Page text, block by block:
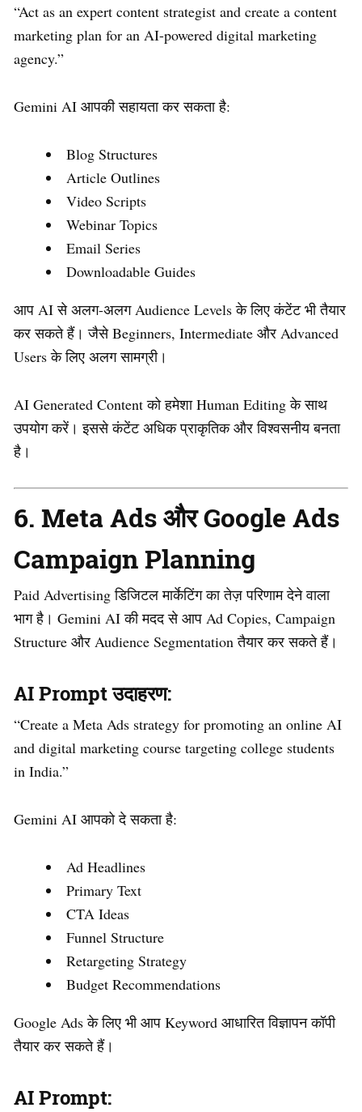
“Act as an expert content strategist and create a content
marketing plan for an AI-powered digital marketing
agency.”
Gemini AI आपकी सहायता कर सकता है:
Blog Structures
Article Outlines
Video Scripts
Webinar Topics
Email Series
Downloadable Guides
आप AI से अलग-अलग Audience Levels के लिए कंटेंट भी तैयार
कर सकते हैं। जैसे Beginners, Intermediate और Advanced
Users के लिए अलग सामग्री।
AI Generated Content को हमेशा Human Editing के साथ
उपयोग करें। इससे कंटेंट अधिक प्राकृतिक और विश्वसनीय बनता
है।
6. Meta Ads और Google Ads
Campaign Planning
Paid Advertising डिजिटल मार्केटिंग का तेज़ परिणाम देने वाला
भाग है। Gemini AI की मदद से आप Ad Copies, Campaign
Structure और Audience Segmentation तैयार कर सकते हैं।
AI Prompt उदाहरण:
“Create a Meta Ads strategy for promoting an online AI
and digital marketing course targeting college students
in India.”
Gemini AI आपको दे सकता है:
Ad Headlines
Primary Text
CTA Ideas
Funnel Structure
Retargeting Strategy
Budget Recommendations
Google Ads के लिए भी आप Keyword आधारित विज्ञापन कॉपी
तैयार कर सकते हैं।
AI Prompt: